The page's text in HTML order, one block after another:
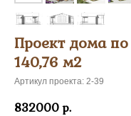
Проект дома
140,76 м2
Артикул проекта: 2-39
832000р.